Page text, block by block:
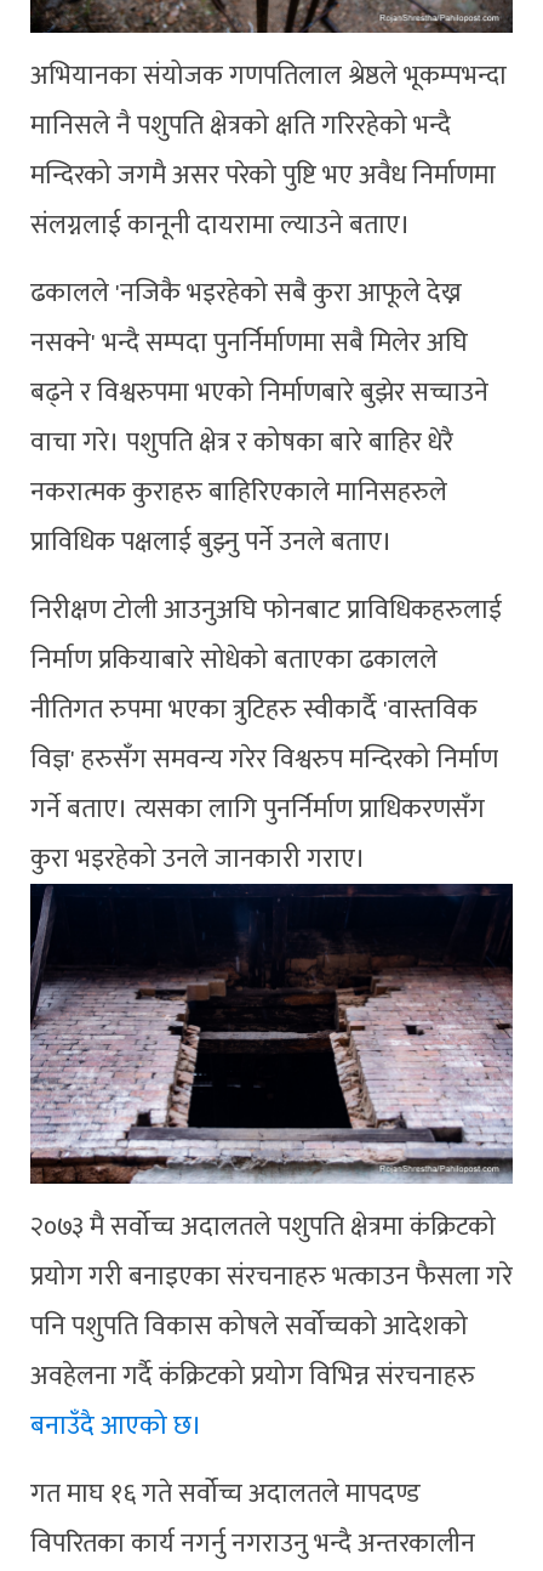
अभियानका संयोजक गणपतिलाल श्रेष्ठले भूकम्पभन्दा
मानिसले नै पशुपति क्षेत्रको क्षति गरिरहेको भन्दै
मन्दिरको जगमै असर परेको पुष्टि भए अवैध निर्माणमा
संलग्नलाई कानूनी दायरामा ल्याउने बताए।
ढकालले 'नजिकै भइरहेको सबै कुरा आफूले देख्न
नसक्ने' भन्दै सम्पदा पुनर्निर्माणमा सबै मिलेर अघि
बढ्ने र विश्वरुपमा भएको निर्माणबारे बुझेर सच्चाउने
वाचा गरे। पशुपति क्षेत्र र कोषका बारे बाहिर धेरै
नकरात्मक कुराहरु बाहिरिएकाले मानिसहरुले
प्राविधिक पक्षलाई बुझ्नु पर्ने उनले बताए।
निरीक्षण टोली आउनुअघि फोनबाट प्राविधिकहरुलाई
निर्माण प्रकियाबारे सोधेको बताएका ढकालले
नीतिगत रुपमा भएका त्रुटिहरु स्वीकार्दै 'वास्तविक
विज्ञ' हरुसँग समवन्य गरेर विश्वरुप मन्दिरको निर्माण
गर्ने बताए। त्यसका लागि पुनर्निर्माण प्राधिकरणसँग
कुरा भइरहेको उनले जानकारी गराए।
२०७३ मै सर्वोच्च अदालतले पशुपति क्षेत्रमा कंक्रिटको
प्रयोग गरी बनाइएका संरचनाहरु भत्काउन फैसला गरे
पनि पशुपति विकास कोषले सर्वोच्चको आदेशको
अवहेलना गर्दै कंक्रिटको प्रयोग विभिन्न संरचनाहरु
बनाउँदै आएको छ।
गत माघ १६ गते सर्वोच्च अदालतले मापदण्ड
विपरितका कार्य नगर्नु नगराउनु भन्दै अन्तरकालीन